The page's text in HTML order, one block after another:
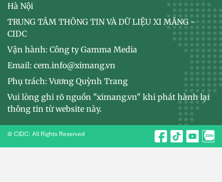
Hà Nội
TRUNG TÂM THÔNG TIN VÀ DỮ LIỆU XI MĂNG -
CIDC
Vận hành: Công ty Gamma Media
Email: cem.info@ximang.vn
Phụ trách: Vương Quỳnh Trang
Vui lòng ghi rõ nguồn "ximang.vn" khi phát hành lại
thông tin từ website này.
© CIDC: All Rights Reserved